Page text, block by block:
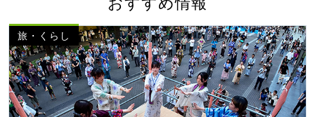
旅・くらし